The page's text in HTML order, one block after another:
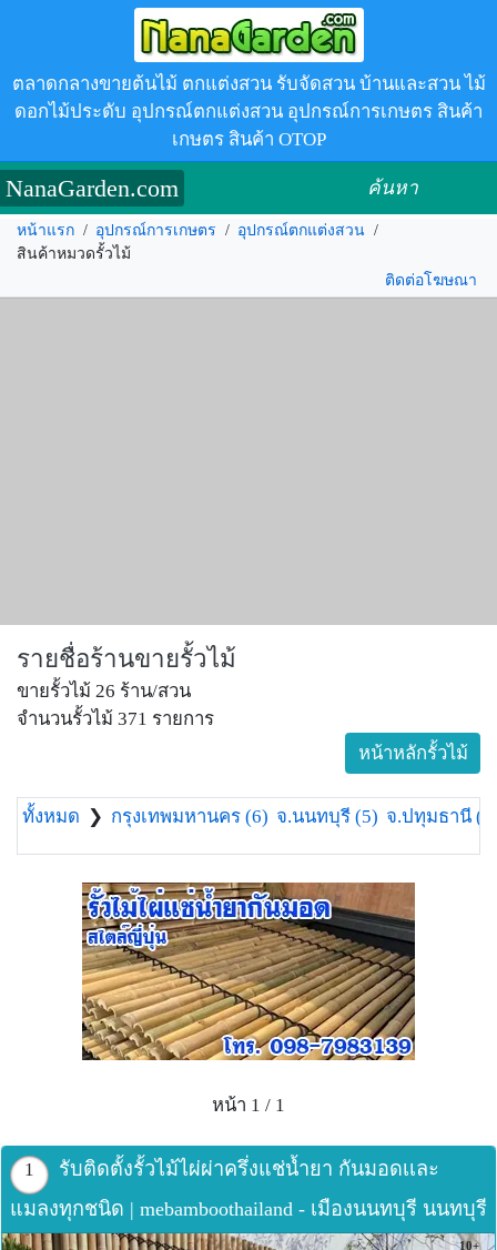
ตลาดกลางขายต้นไม้ ตกแต่งสวน รับจัดสวน บ้านและสวน ไม้
ดอกไม้ประดับ อุปกรณ์ตกแต่งสวน อุปกรณ์การเกษตร สินค้า
เกษตร สินค้า OTOP
NanaGarden.com ค้นหา
หน้าแรก / อุปกรณ์การเกษตร / อุปกรณ์ตกแต่งสวน /
สินค้าหมวดรั้วไม้
ติดต่อโฆษณา
รายชื่อร้านขายรั้วไม้
ขายรั้วไม้ 26 ร้าน/สวน
จำนวนรั้วไม้ 371 รายการ
หน้าหลักรั้วไม้
ทั้งหมด ❯ กรุงเทพมหานคร (6) จ.นนทบุรี (5) จ.ปทุมธานี
หน้า 1 / 1
1
รับติดตั้งรั้วไม้ไผ่ผ่าครึ่งแช่น้ำยา กันมอดเเละ
แมลงทุกชนิด | mebamboothailand - เมืองนนทบุรี นนทบุรี
10+